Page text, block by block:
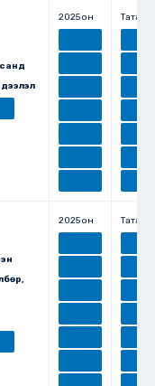
санд
2025 он Татах
2025 он Татах